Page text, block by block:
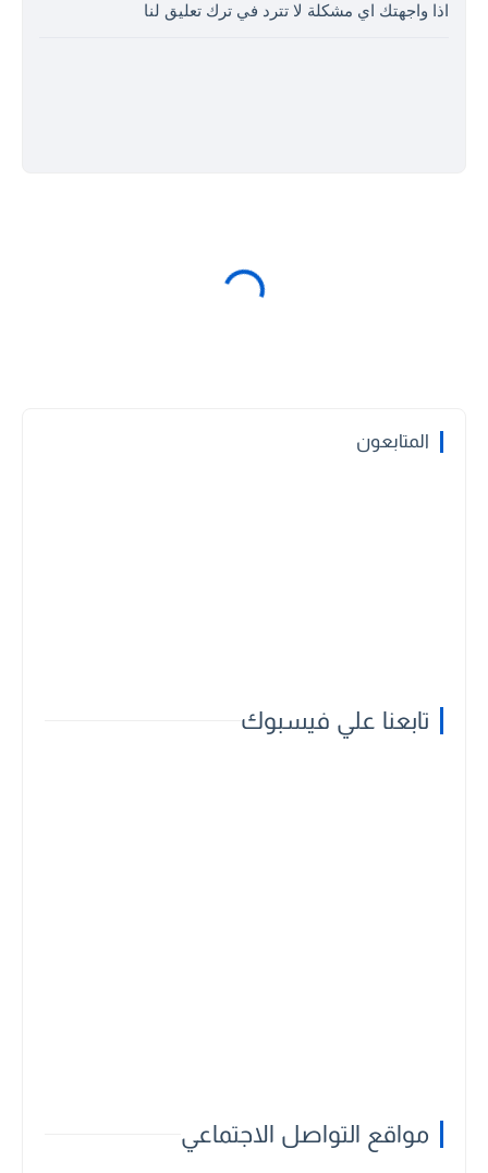
اذا واجهتك اي مشكلة لا تترد في ترك تعليق لنا
المتابعون
تابعنا علي فيسبوك
مواقع التواصل الاجتماعي